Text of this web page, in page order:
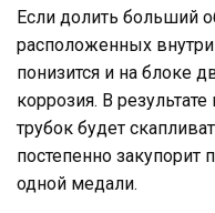
Если долить больший
расположенных
понизится и на блоке
коррозия. В
трубок будет
постепенно закупорит
одной медали.